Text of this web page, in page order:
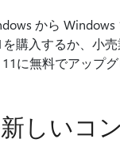
から
購入するか、小
に無料でアップグ
しいコ